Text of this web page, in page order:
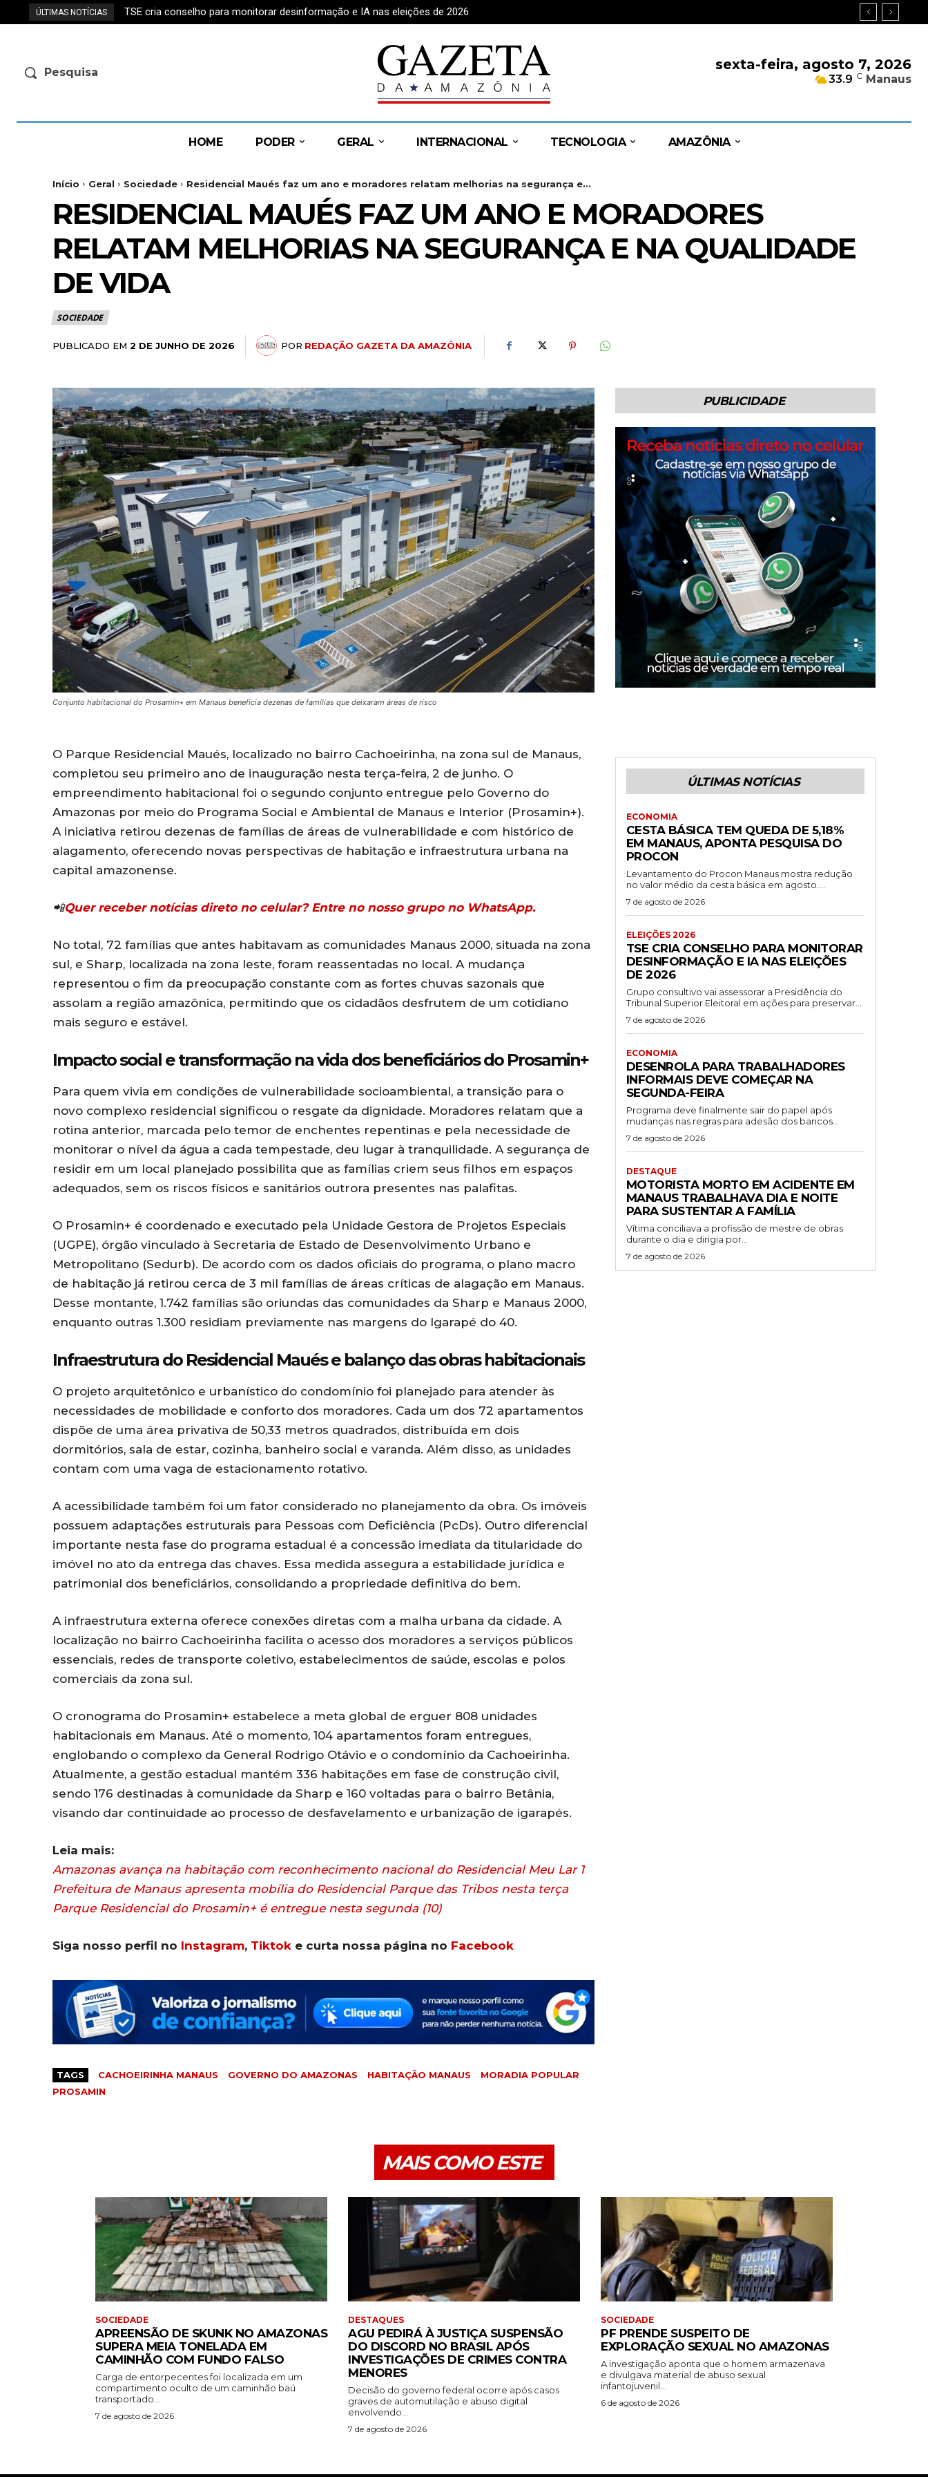
ÚLTIMAS NOTÍCIAS TSE cria conselho para monitorar desinformação e IA nas eleições de 2026
Pesquisa sexta-feira, agosto 7, 2026
33.9 C Manaus
HOME PODER GERAL INTERNACIONAL TECNOLOGIA AMAZÔNIA
Início Geral Sociedade Residencial Maués faz um ano e moradores relatam melhorias na segurança e...
RESIDENCIAL MAUÉS FAZ UM ANO E MORADORES
RELATAM MELHORIAS NA SEGURANÇA E NA QUALIDADE
DE VIDA
SOCIEDADE
PUBLICADO EM 2 DE JUNHO DE 2026 POR REDAÇÃO GAZETA DA AMAZÔNIA
Conjunto habitacional do Prosamin+ em Manaus beneficia dezenas de famílias que deixaram áreas de risco
PUBLICIDADE
O Parque Residencial Maués, localizado no bairro Cachoeirinha, na zona sul de Manaus,
completou seu primeiro ano de inauguração nesta terça-feira, 2 de junho. O
empreendimento habitacional foi o segundo conjunto entregue pelo Governo do
Amazonas por meio do Programa Social e Ambiental de Manaus e Interior (Prosamin+).
A iniciativa retirou dezenas de famílias de áreas de vulnerabilidade e com histórico de
alagamento, oferecendo novas perspectivas de habitação e infraestrutura urbana na
capital amazonense.
📲Quer receber notícias direto no celular? Entre no nosso grupo no WhatsApp.
No total, 72 famílias que antes habitavam as comunidades Manaus 2000, situada na zona
sul, e Sharp, localizada na zona leste, foram reassentadas no local. A mudança
representou o fim da preocupação constante com as fortes chuvas sazonais que
assolam a região amazônica, permitindo que os cidadãos desfrutem de um cotidiano
mais seguro e estável.
Impacto social e transformação na vida dos beneficiários do Prosamin+
Para quem vivia em condições de vulnerabilidade socioambiental, a transição para o
novo complexo residencial significou o resgate da dignidade. Moradores relatam que a
rotina anterior, marcada pelo temor de enchentes repentinas e pela necessidade de
monitorar o nível da água a cada tempestade, deu lugar à tranquilidade. A segurança de
residir em um local planejado possibilita que as famílias criem seus filhos em espaços
adequados, sem os riscos físicos e sanitários outrora presentes nas palafitas.
O Prosamin+ é coordenado e executado pela Unidade Gestora de Projetos Especiais
(UGPE), órgão vinculado à Secretaria de Estado de Desenvolvimento Urbano e
Metropolitano (Sedurb). De acordo com os dados oficiais do programa, o plano macro
de habitação já retirou cerca de 3 mil famílias de áreas críticas de alagação em Manaus.
Desse montante, 1.742 famílias são oriundas das comunidades da Sharp e Manaus 2000,
enquanto outras 1.300 residiam previamente nas margens do Igarapé do 40.
Infraestrutura do Residencial Maués e balanço das obras habitacionais
O projeto arquitetônico e urbanístico do condomínio foi planejado para atender às
necessidades de mobilidade e conforto dos moradores. Cada um dos 72 apartamentos
dispõe de uma área privativa de 50,33 metros quadrados, distribuída em dois
dormitórios, sala de estar, cozinha, banheiro social e varanda. Além disso, as unidades
contam com uma vaga de estacionamento rotativo.
A acessibilidade também foi um fator considerado no planejamento da obra. Os imóveis
possuem adaptações estruturais para Pessoas com Deficiência (PcDs). Outro diferencial
importante nesta fase do programa estadual é a concessão imediata da titularidade do
imóvel no ato da entrega das chaves. Essa medida assegura a estabilidade jurídica e
patrimonial dos beneficiários, consolidando a propriedade definitiva do bem.
A infraestrutura externa oferece conexões diretas com a malha urbana da cidade. A
localização no bairro Cachoeirinha facilita o acesso dos moradores a serviços públicos
essenciais, redes de transporte coletivo, estabelecimentos de saúde, escolas e polos
comerciais da zona sul.
O cronograma do Prosamin+ estabelece a meta global de erguer 808 unidades
habitacionais em Manaus. Até o momento, 104 apartamentos foram entregues,
englobando o complexo da General Rodrigo Otávio e o condomínio da Cachoeirinha.
Atualmente, a gestão estadual mantém 336 habitações em fase de construção civil,
sendo 176 destinadas à comunidade da Sharp e 160 voltadas para o bairro Betânia,
visando dar continuidade ao processo de desfavelamento e urbanização de igarapés.
Leia mais:
Amazonas avança na habitação com reconhecimento nacional do Residencial Meu Lar 1
Prefeitura de Manaus apresenta mobília do Residencial Parque das Tribos nesta terça
Parque Residencial do Prosamin+ é entregue nesta segunda (10)
Siga nosso perfil no Instagram, Tiktok e curta nossa página no Facebook
TAGS CACHOEIRINHA MANAUS GOVERNO DO AMAZONAS HABITAÇÃO MANAUS
MORADIA POPULAR
PROSAMIN
ÚLTIMAS NOTÍCIAS
ECONOMIA
CESTA BÁSICA TEM QUEDA DE 5,18%
EM MANAUS, APONTA PESQUISA DO
PROCON
Levantamento do Procon Manaus mostra redução
no valor médio da cesta básica em agosto....
7 de agosto de 2026
ELEIÇÕES 2026
TSE CRIA CONSELHO PARA MONITORAR
DESINFORMAÇÃO E IA NAS ELEIÇÕES
DE 2026
Grupo consultivo vai assessorar a Presidência do
Tribunal Superior Eleitoral em ações para preservar...
7 de agosto de 2026
ECONOMIA
DESENROLA PARA TRABALHADORES
INFORMAIS DEVE COMEÇAR NA
SEGUNDA-FEIRA
Programa deve finalmente sair do papel após
mudanças nas regras para adesão dos bancos...
7 de agosto de 2026
DESTAQUE
MOTORISTA MORTO EM ACIDENTE EM
MANAUS TRABALHAVA DIA E NOITE
PARA SUSTENTAR A FAMÍLIA
Vítima conciliava a profissão de mestre de obras
durante o dia e dirigia por...
7 de agosto de 2026
MAIS COMO ESTE
SOCIEDADE
APREENSÃO DE SKUNK NO AMAZONAS
SUPERA MEIA TONELADA EM
CAMINHÃO COM FUNDO FALSO
Carga de entorpecentes foi localizada em um
compartimento oculto de um caminhão baú
transportado...
7 de agosto de 2026
DESTAQUES
AGU PEDIRÁ À JUSTIÇA SUSPENSÃO
DO DISCORD NO BRASIL APÓS
INVESTIGAÇÕES DE CRIMES CONTRA
MENORES
Decisão do governo federal ocorre após casos
graves de automutilação e abuso digital
envolvendo...
7 de agosto de 2026
SOCIEDADE
PF PRENDE SUSPEITO DE
EXPLORAÇÃO SEXUAL NO AMAZONAS
A investigação aponta que o homem armazenava
e divulgava material de abuso sexual
infantojuvenil...
6 de agosto de 2026